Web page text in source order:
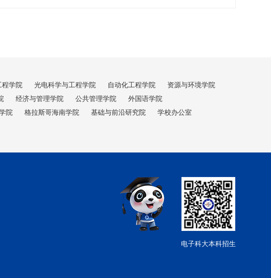
程学院 光电科学与工程学院 自动化工程学院
资源与环境学院
经济与管理学院 公共管理学院
外国语学院
院 格拉斯哥海南学院 基础与前沿研究院
学校办公室
电子科大本科招生